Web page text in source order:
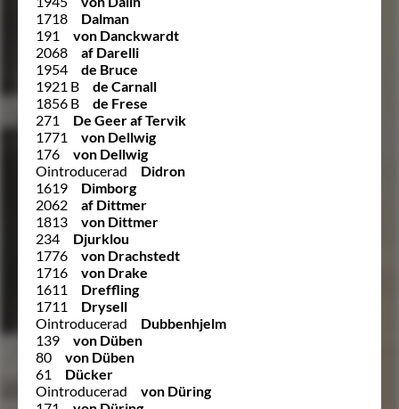
1718
Dalman
191
von Danckwardt
2068
af Darelli
1954
de Bruce
1921 B
de Carnall
1856 B
de Frese
271
De Geer af Tervik
1771
von Dellwig
176
von Dellwig
Ointroducerad
Didron
1619
Dimborg
2062
af Dittmer
1813
von Dittmer
234
Djurklou
1776
von Drachstedt
1716
von Drake
1611
Dreffling
1711
Drysell
Ointroducerad
Dubbenhjelm
139
von Düben
80
von Düben
61
Dücker
Ointroducerad
von Düring